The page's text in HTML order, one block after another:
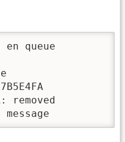
queue
removed